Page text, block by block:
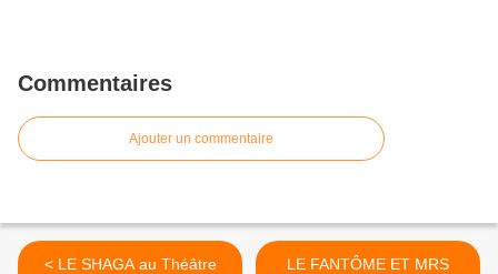
Commentaires
Ajouter un commentaire
< LE SHAGA au Théâtre
LE FANTÔME ET MRS